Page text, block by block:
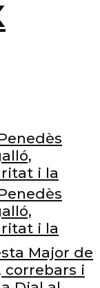
i la
Major de
correbars i
i la